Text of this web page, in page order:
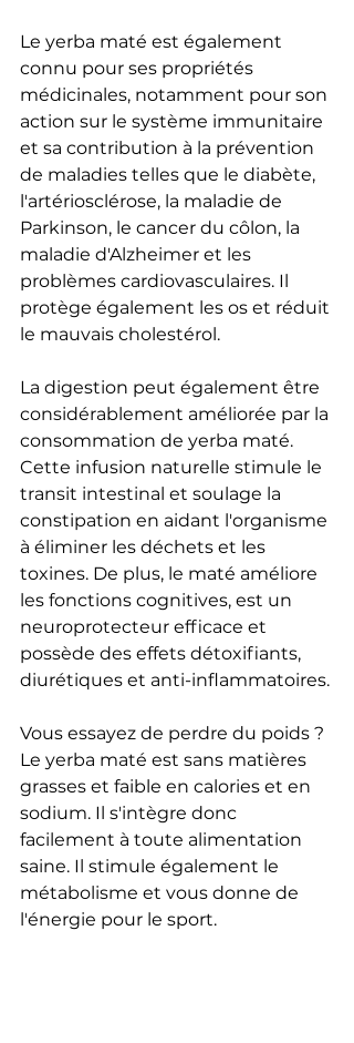
Le yerba maté est également
connu pour ses propriétés
médicinales, notamment pour son
action sur le système immunitaire
et sa contribution à la prévention
de maladies telles que le diabète,
l'artériosclérose, la maladie de
Parkinson, le cancer du côlon, la
maladie d'Alzheimer et les
problèmes cardiovasculaires. Il
protège également les os et réduit
le mauvais cholestérol.
La digestion peut également être
considérablement améliorée par la
consommation de yerba maté.
Cette infusion naturelle stimule le
transit intestinal et soulage la
constipation en aidant l'organisme
à éliminer les déchets et les
toxines. De plus, le maté améliore
les fonctions cognitives, est un
neuroprotecteur efficace et
possède des effets détoxifiants,
diurétiques et anti-inflammatoires.
Vous essayez de perdre du poids ?
Le yerba maté est sans matières
grasses et faible en calories et en
sodium. Il s'intègre donc
facilement à toute alimentation
saine. Il stimule également le
métabolisme et vous donne de
l'énergie pour le sport.